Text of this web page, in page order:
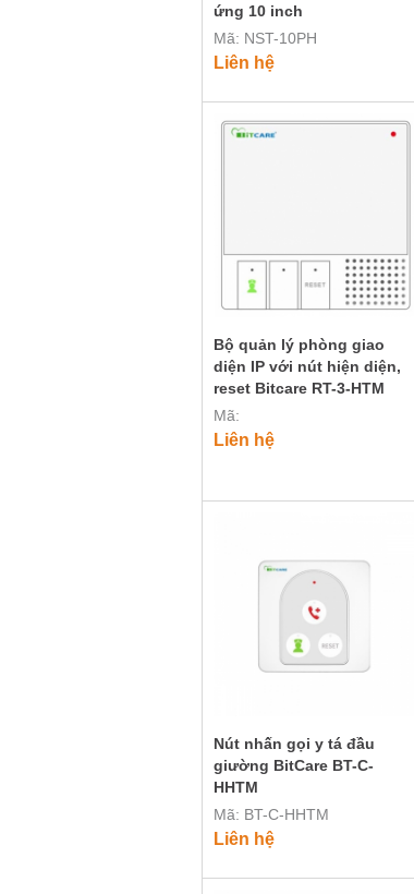
ứng 10 inch
Mã: NST-10PH
Liên hệ
Bộ quản lý phòng giao
diện IP với nút hiện diện,
reset Bitcare RT-3-HTM
Mã:
Liên hệ
Nút nhấn gọi y tá đầu
giường BitCare BT-C-
HHTM
Mã: BT-C-HHTM
Liên hệ